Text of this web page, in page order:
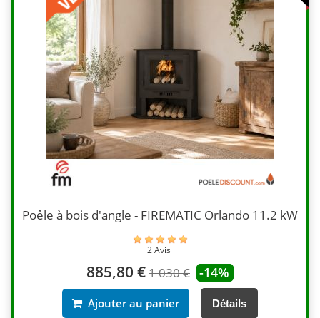
Poêle à bois d'angle - FIREMATIC Orlando 11.2 kW
2 Avis
885,80 €1 030 € -14%
Ajouter au panier Détails